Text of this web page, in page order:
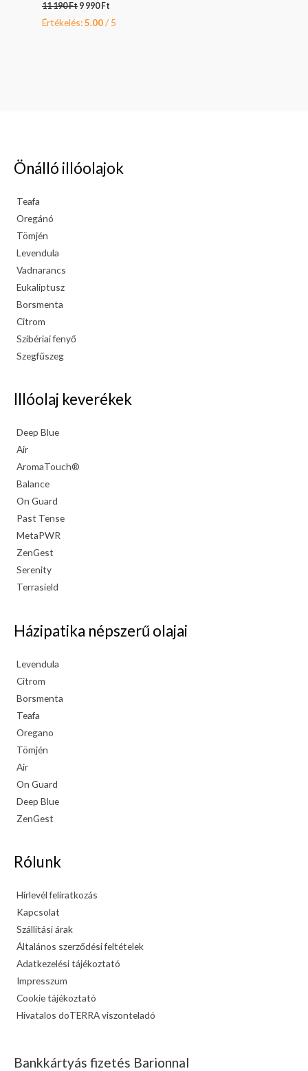
11 190Ft 9 990 Ft
Értékelés:5.00/ 5
Önálló illóolajok
Teafa
Oregánó
Tömjén
Levendula
Vadnarancs
Eukaliptusz
Borsmenta
Citrom
Szibériai fenyő
Szegfűszeg
Illóolaj keverékek
Deep Blue
Air
AromaTouch®
Balance
On Guard
Past Tense
MetaPWR
ZenGest
Serenity
Terrasield
Házipatika népszerű olajai
Levendula
Citrom
Borsmenta
Teafa
Oregano
Tömjén
Air
On Guard
Deep Blue
ZenGest
Rólunk
Hírlevél feliratkozás
Kapcsolat
Szállítási árak
Általános szerződési feltételek
Adatkezelési tájékoztató
Impresszum
Cookie tájékoztató
Hivatalos doTERRA viszonteladó
Bankkártyás fizetés Barionnal